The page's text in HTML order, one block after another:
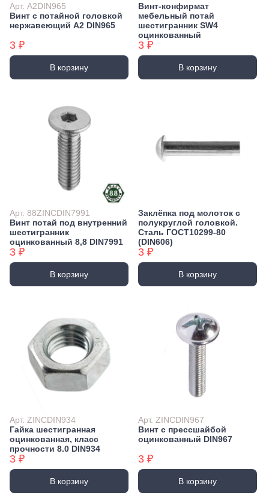
Арт. А2DIN965
Винт с потайной головкой
нержавеющий А2 DIN965
3 ₽
В корзину
Винт-конфирмат
мебельный потай
шестигранник SW4
оцинкованный
3 ₽
В корзину
Арт. 88ZINCDIN7991
Винт потай под внутренний
шестигранник
оцинкованный 8,8 DIN7991
3 ₽
В корзину
Заклёпка под молоток с
полукруглой головкой.
Сталь ГОСТ10299-80
(DIN606)
3 ₽
В корзину
Арт. ZINCDIN934
Гайка шестигранная
оцинкованная, класс
прочности 8.0 DIN934
3 ₽
В корзину
Арт. ZINCDIN967
Винт с прессшайбой
оцинкованный DIN967
3 ₽
В корзину